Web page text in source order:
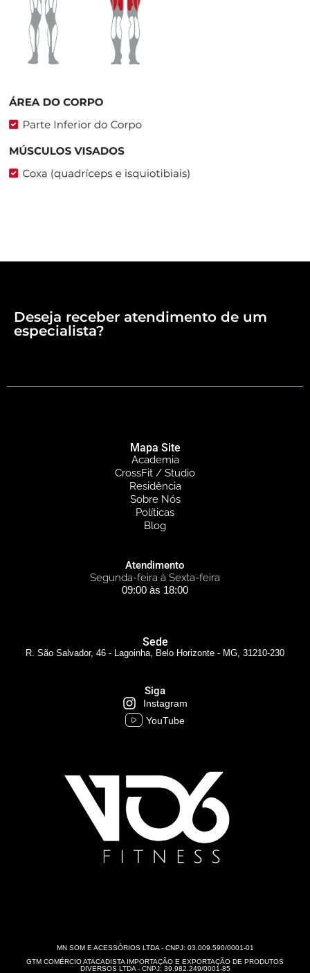
Deseja receber atendimento de um
especialista?
Mapa Site
Academia
CrossFit / Studio
Residência
Sobre Nós
Políticas
Blog
Atendimento
Segunda-feira à Sexta-feira
09:00 às 18:00
Sede
R. São Salvador, 46 - Lagoinha, Belo Horizonte - MG, 31210-230
Siga
Instagram
YouTube
MN SOM E ACESSÓRIOS LTDA - CNPJ: 03.009.590/0001-01
GTM COMÉRCIO ATACADISTA IMPORTAÇÃO E EXPORTAÇÃO DE PRODUTOS
DIVERSOS LTDA - CNPJ: 39.982.249/0001-85